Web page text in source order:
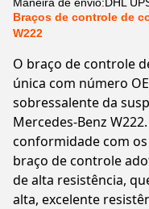
Braços de controle de
W222
O braço de controle
única com número
sobressalente da
Mercedes-Benz
conformidade com
braço de controle
de alta resistência,
alta, excelente